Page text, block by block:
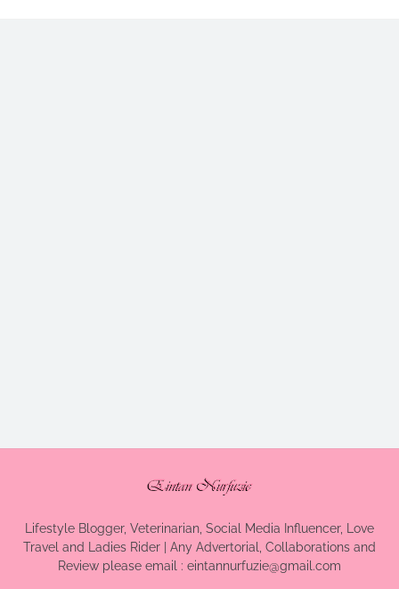
Lifestyle Blogger, Veterinarian, Social Media Influencer, Love
Travel and Ladies Rider | Any Advertorial, Collaborations and
Review please email : eintannurfuzie@gmail.com